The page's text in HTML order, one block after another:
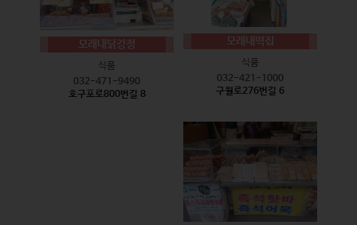
모래내닭강정
식품
032-471-9490
호구포로800번길 8
모래내떡집
식품
032-421-1000
구월로276번길 6